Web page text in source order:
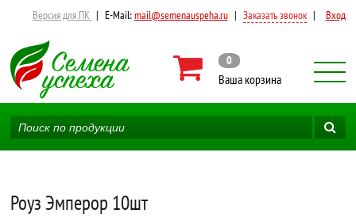
Версия для ПК | E-Mail:mail@semenauspeha.ru | Заказать звонок | Вход
0
Ваша корзина
Роуз Эмперор 10шт